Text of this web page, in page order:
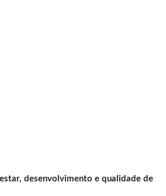
desenvolvimento e qualidade de